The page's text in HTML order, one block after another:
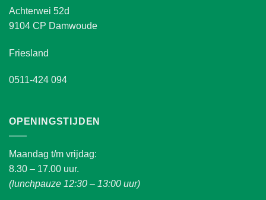
Achterwei 52d
9104 CP Damwoude
Friesland
0511-424 094
OPENINGSTIJDEN
Maandag t/m vrijdag:
8.30 – 17.00 uur.
(lunchpauze 12:30 – 13:00 uur)